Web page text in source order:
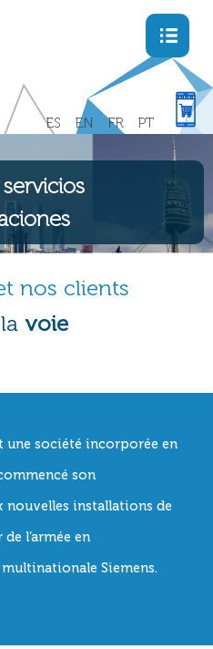
ES EN FR PT
nos clients
voie
une société incorporée en
son
nouvelles installations de
l’armée en
Siemens.